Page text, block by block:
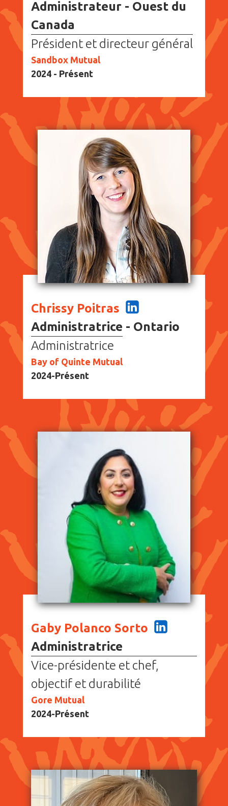
Administrateur - Ouest du
Canada
Président et directeur général
Sandbox Mutual
2024 - Présent
Chrissy Poitras
Administratrice - Ontario
Administratrice
Bay of Quinte Mutual
2024-Présent
Gaby Polanco Sorto
Administratrice
Vice-présidente et chef,
objectif et durabilité
Gore Mutual
2024-Présent